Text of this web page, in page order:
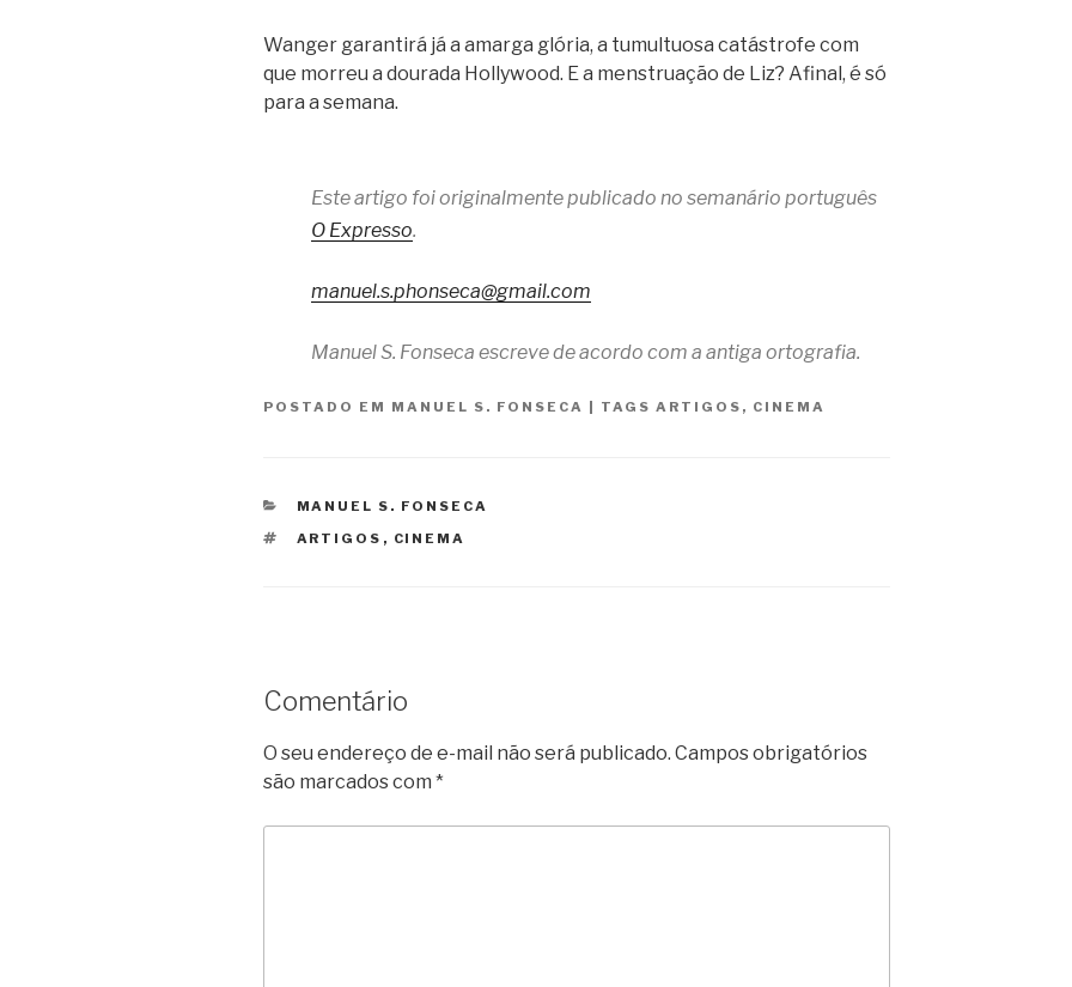
Wanger garantirá já a amarga glória, a tumultuosa catástrofe com
que morreu a dourada Hollywood. E a menstruação de Liz? Afinal, é só
para a semana.
Este artigo foi originalmente publicado no semanário português
O Expresso.
manuel.s.phonseca@gmail.com
Manuel S. Fonseca escreve de acordo com a antiga ortografia.
POSTADO EM MANUEL S. FONSECA | TAGS ARTIGOS , CINEMA
CATEGORIAS
MANUEL S. FONSECA
TAGS
ARTIGOS , CINEMA
Comentário
O seu endereço de e-mail não será publicado. Campos obrigatórios
são marcados com *